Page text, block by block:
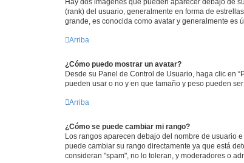
Hay dos imágenes que pueden aparecer debajo de
(rank) del usuario, generalmente en forma de
grande, es conocida como avatar y generalmente es
Arriba
¿Cómo puedo mostrar un avatar?
Desde su Panel de Control de Usuario, haga clic en
pueden usar o no y en que tamaño y peso pueden
Arriba
¿Cómo se puede cambiar mi rango?
Los rangos aparecen debajo del nombre de usuario
puede cambiar su rango directamente ya que está
consideran "spam", no lo toleran, y moderadores o